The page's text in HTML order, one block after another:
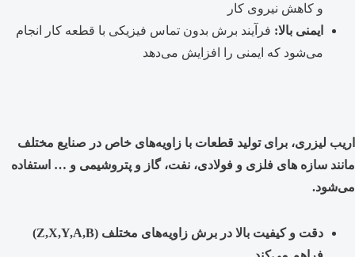
و کاهش نیروی کار
ایمنی بالا: فرآیند برش بدون تماس فیزیکی با قطعه کار انجام
می‌شود که ایمنی را افزایش می‌دهد
اریب لیزری، برای تولید قطعات با زاویه‌های خاص در صنایع مختلف
مانند سازه های فلزی و فولادی، نفت، گاز و پتروشیمی و … استفاده
می‌شود.
دقت و کیفیت بالا در برش زاویه‌های مختلف (Z,X,Y,A,B)